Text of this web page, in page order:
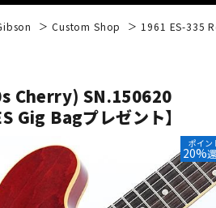
ピアノ 管楽器
Custom Shop 1961 ES-335
Cherry) SN.150620
Gig Bagプレゼント】
ポイン
20%